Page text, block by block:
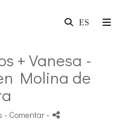
+ Vanesa -
Molina de
- Comentar-